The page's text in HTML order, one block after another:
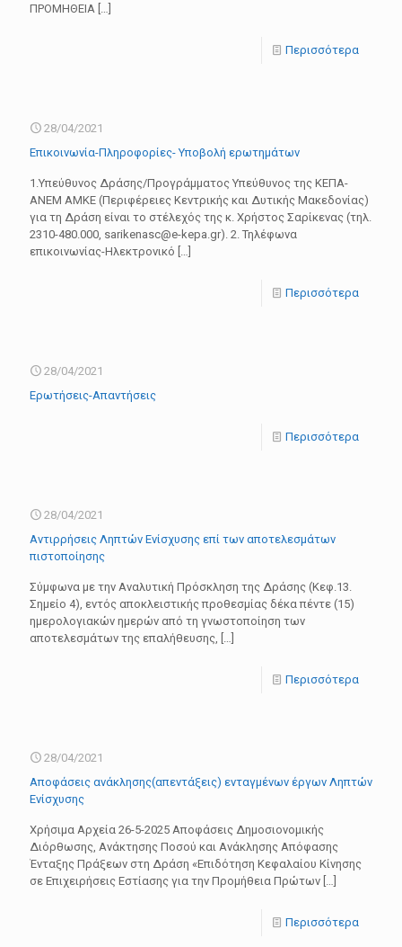
ΠΡΟΜΗΘΕΙΑ […]
Περισσότερα
28/04/2021
Επικοινωνία-Πληροφορίες- Υποβολή ερωτημάτων
1.Υπεύθυνος Δράσης/Προγράμματος Yπεύθυνος της ΚΕΠΑ-
ΑΝΕΜ ΑΜΚΕ (Περιφέρειες Κεντρικής και Δυτικής Μακεδονίας)
για τη Δράση είναι το στέλεχός της κ. Χρήστος Σαρίκενας (τηλ.
2310-480.000, sarikenasc@e-kepa.gr). 2. Τηλέφωνα
επικοινωνίας-Ηλεκτρονικό […]
Περισσότερα
28/04/2021
Ερωτήσεις-Απαντήσεις
Περισσότερα
28/04/2021
Αντιρρήσεις Ληπτών Ενίσχυσης επί των αποτελεσμάτων
πιστοποίησης
Σύμφωνα με την Αναλυτική Πρόσκληση της Δράσης (Κεφ.13.
Σημείο 4), εντός αποκλειστικής προθεσμίας δέκα πέντε (15)
ημερολογιακών ημερών από τη γνωστοποίηση των
αποτελεσμάτων της επαλήθευσης, […]
Περισσότερα
28/04/2021
Αποφάσεις ανάκλησης(απεντάξεις) ενταγμένων έργων Ληπτών
Ενίσχυσης
Χρήσιμα Αρχεία 26-5-2025 Aποφάσεις Δημοσιονομικής
Διόρθωσης, Ανάκτησης Ποσού και Ανάκλησης Απόφασης
Ένταξης Πράξεων στη Δράση «Επιδότηση Κεφαλαίου Κίνησης
σε Επιχειρήσεις Εστίασης για την Προμήθεια Πρώτων […]
Περισσότερα